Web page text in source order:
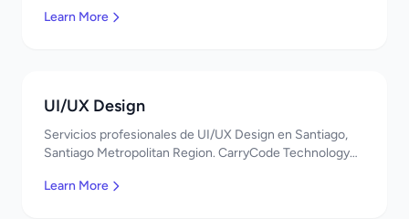
Learn More
UI/UX Design
Servicios profesionales de UI/UX Design en Santiago,
Santiago Metropolitan Region. CarryCode Technology
Learn More